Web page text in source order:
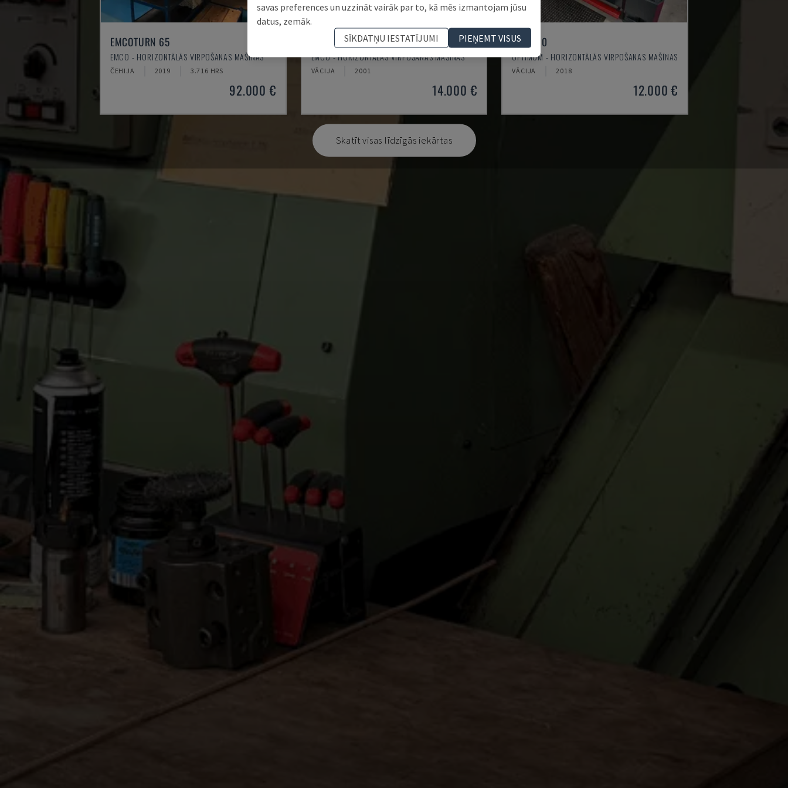
EMCOTURN 65
EMCO - HORIZONTĀLĀS VIRPOŠANAS MAŠĪNAS
ČEHIJA 2019 3.716 HRS
92.000 €
EMCOMAT 200X1000
EMCO - HORIZONTĀLĀS VIRPOŠANAS MAŠĪNAS
VĀCIJA 2001
14.000 €
TH 4610
OPTIMUM - HORIZONTĀLĀS VIRPOŠANAS MAŠĪNAS
VĀCIJA 2018
12.000 €
Skatīt visas līdzīgās iekārtas
savas preferences un uzzināt vairāk par to, kā mēs izmantojam jūsu
datus, zemāk.
SĪKDATŅU IESTATĪJUMI
PIEŅEMT VISUS